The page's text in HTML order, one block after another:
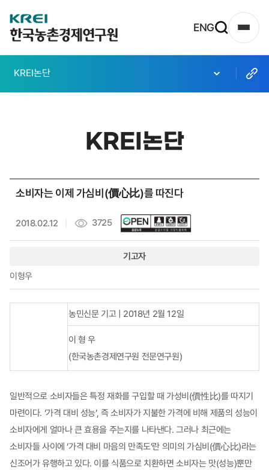
한
국
촌
원
고
ENG
트
맵
KREI논단
KREI논단
소비자는 이제 가심비(價心比)를 따진다
2018.02.12 3725
기고자
이형우
농민신문 기고 | 2018년 2월 12일
이 형 우
(한국농촌경제연구원 전문연구원)
일반적으로 소비자들은 특정 재화를 구입할 때 가성비(價性比)를 따지기
마련이다. ‘가격 대비 성능’, 즉 소비자가 지불한 가격에 비해 제품의 성능이
소비자에게 얼마나 큰 효용을 주는지를 나타낸다. 그러나 최근에는
소비자들 사이에 ‘가격 대비 마음의 만족도’란 의미의 가심비(價心比)라는
신조어가 유행하고 있다. 이를 식품으로 치환하면 소비자는 맛(성능)뿐만